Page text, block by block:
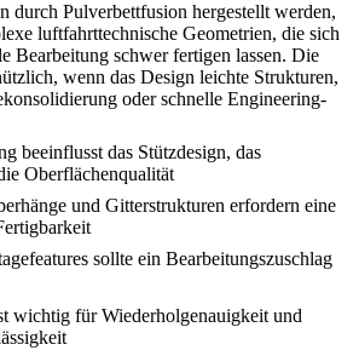
durch Pulverbettfusion hergestellt werden,
luftfahrttechnische Geometrien, die sich
Bearbeitung schwer fertigen lassen. Die
wenn das Design leichte Strukturen,
oder schnelle Engineering-
beeinflusst das Stützdesign, das
Oberflächenqualität
und Gitterstrukturen erfordern eine
sollte ein Bearbeitungszuschlag
wichtig für Wiederholgenauigkeit und